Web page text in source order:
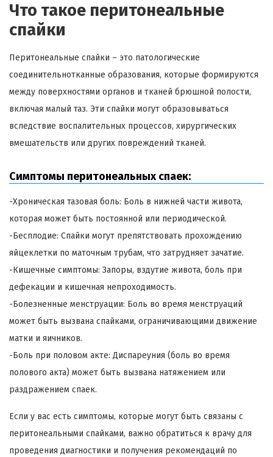
Что такое перитонеальные
спайки
Перитонеальные спайки – это патологические
соединительнотканные образования, которые формируются
между поверхностями органов и тканей брюшной полости,
включая малый таз. Эти спайки могут образовываться
вследствие воспалительных процессов, хирургических
вмешательств или других повреждений тканей.
Симптомы перитонеальных спаек:
-Хроническая тазовая боль: Боль в нижней части живота,
которая может быть постоянной или периодической.
-Бесплодие: Спайки могут препятствовать прохождению
яйцеклетки по маточным трубам, что затрудняет зачатие.
-Кишечные симптомы: Запоры, вздутие живота, боль при
дефекации и кишечная непроходимость.
-Болезненные менструации: Боль во время менструаций
может быть вызвана спайками, ограничивающими движение
матки и яичников.
-Боль при половом акте: Диспареуния (боль во время
полового акта) может быть вызвана натяжением или
раздражением спаек.
Если у вас есть симптомы, которые могут быть связаны с
перитонеальными спайками, важно обратиться к врачу для
проведения диагностики и получения рекомендаций по